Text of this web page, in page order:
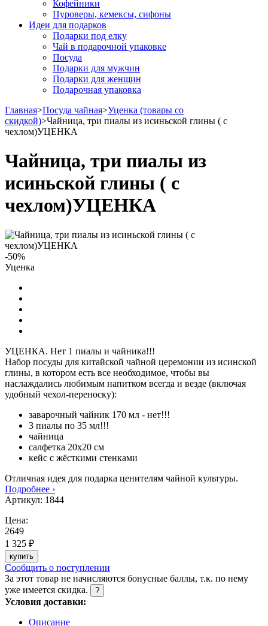
Кофейники
Пуроверы, кемексы, сифоны
Идеи для подарков
Подарки под елку
Чай в подарочной упаковке
Посуда
Подарки для мужчин
Подарки для женщин
Подарочная упаковка
Главная>Посуда чайная>Уценка (товары со
скидкой)>Чайница, три пиалы из исиньской глины ( с
чехлом)УЦЕНКА
Чайница, три пиалы из
исиньской глины ( с
чехлом)УЦЕНКА
-50%
Уценка
УЦЕНКА. Нет 1 пиалы и чайника!!!
Набор посуды для китайской чайной церемонии из исинской
глины, в котором есть все необходимое, чтобы вы
наслаждались любимым напитком всегда и везде (включая
удобный чехол-переноску):
заварочный чайник 170 мл - нет!!!
3 пиалы по 35 мл!!!
чайница
салфетка 20х20 см
кейс с жёсткими стенками
Отличная идея для подарка ценителям чайной культуры.
Подробнее ›
Артикул: 1844
Цена:
2649
1 325 ₽
купить
Сообщить о поступлении
За этот товар не начисляются бонусные баллы, т.к. по нему
уже имеется скидка.
?
Условия доставки:
Описание